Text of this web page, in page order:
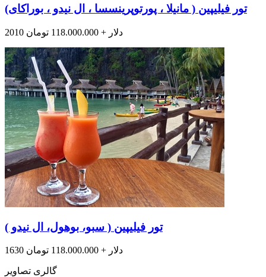
تور فیلیپین ( مانیلا ، پورتوپرینسسا ، ال نیدو ، بوراکای)
2010 دلار + 118.000.000 تومان
تور فیلیپین ( سبو، بوهول، ال نیدو )
1630 دلار + 118.000.000 تومان
گالری تصاویر